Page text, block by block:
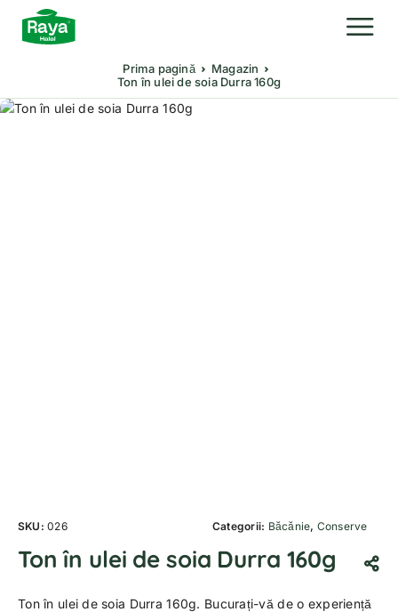
Prima pagină
Magazin
Ton în ulei de soia Durra 160g
SKU:026 Categorii: Băcănie, Conserve
Ton în ulei de soia Durra 160g
Ton în ulei de soia Durra 160g. Bucurați-vă de o experiență